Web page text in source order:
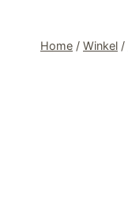
Home / Winkel /